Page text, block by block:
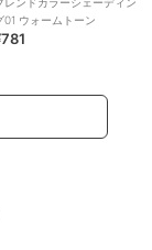
01 ウォームトーン